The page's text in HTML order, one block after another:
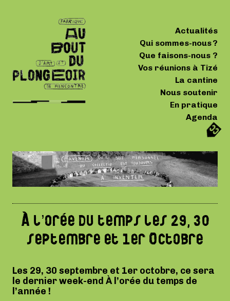
Actualités
Qui sommes-nous ?
Que faisons-nous ?
Vos réunions à Tizé
La cantine
Nous soutenir
En pratique
Agenda
À l’orée du temps les 29, 30
septembre et 1er Octobre
Les 29, 30 septembre et 1er octobre, ce sera
le dernier week-end À l’orée du temps de
l’année !